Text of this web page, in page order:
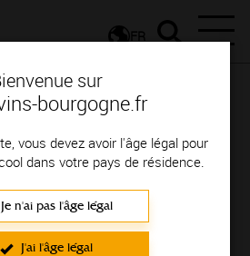
sur
bourgogne.fr
vous devez avoir l'âge légal pour
dans votre pays de résidence.
Je n'ai pas l'âge légal
J'ai l'âge légal
FR
- Route des vins en Côte de Beaune
des vins en